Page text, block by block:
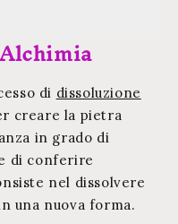
di dissoluzione
creare la pietra
in grado di
di conferire
nel dissolvere
una nuova forma.